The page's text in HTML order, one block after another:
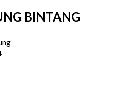
BINTANG